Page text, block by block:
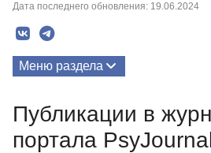
Дата последнего обновления: 19.06.2024
Меню раздела
Публикации в
портала